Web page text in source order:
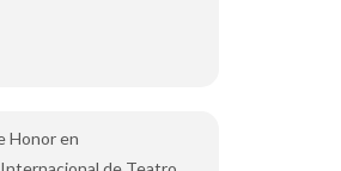
Honor en